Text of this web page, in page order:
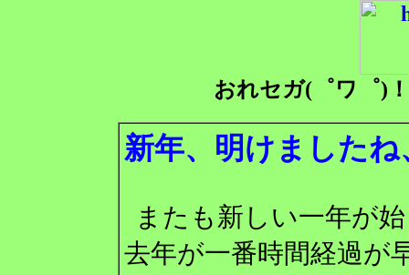
おれセガ(゜ワ゜)
新年、明けました
またも新しい一年が
去年が一番時間経過が